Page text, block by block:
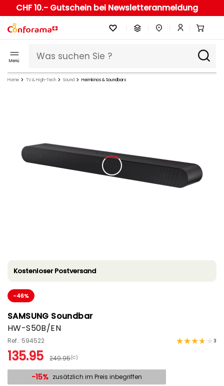
CHF 10.- Gutschein bei Newsletteranmeldung
Menü
Home TV & High-Tech Sound Heimkinos & Soundbars
Kostenloser Postversand
-46%
SAMSUNG Soundbar
HW-S50B/EN
Ref.: 594522 3
135.95 249.95(C)
-15% zusätzlich im Preis inbegriffen